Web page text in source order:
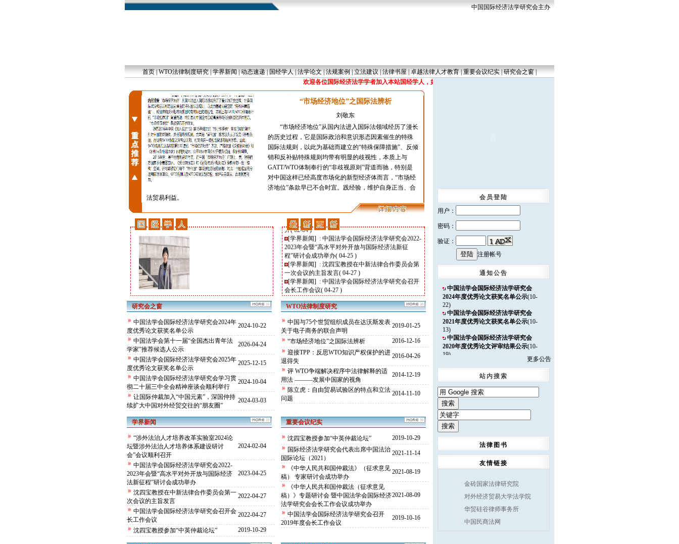
中国国际经济法学研究会主办
首页|WTO法律制度研究|学界新闻|动态速递|国经学人|法学论文|法规案例|立法建议|法律书屋|卓越法律人才教育|重要会议纪实|研究会之窗|
会员登陆
用户：
密码：
验证：
注册帐号
通知公告
中国法学会国际经济法学研究会
2024年度优秀论文获奖名单公示(10-
22)
中国法学会国际经济法学研究会
2021年度优秀论文获奖名单公示(10-
13)
中国法学会国际经济法学研究会
2020年度优秀论文评审结果公示(10-
19)
第八届“北仲杯”全国高校商事仲裁
有奖征文大赛活动通知 (07-11)
更多公告
站内搜索
法律图书
友情链接
金砖国家法律研究院
对外经济贸易大学法学院
华贸硅谷律师事务所
中国民商法网
欢迎各位国际经济法学学者加入本站国经学人，如有兴趣，请发送简历至ielawnet@126.com
“市场经济地位”之国际法辨析
刘敬东
“市场经济地位”从国内法进入国际法领域经历了漫长
的历史过程，它是国际政治和意识形态因素催生的特殊
国际法规则，以此为基础而建立的“特殊保障措施”、反倾
销和反补贴特殊规则均带有明显的歧视性，本质上与
GATT/WTO体制奉行的“非歧视原则”背道而驰，特别是
对中国这样已经高度市场化的新型经济体而言，“市场经
济地位”条款早已不合时宜。践经验，维护自身正当、合
法贸易利益。
“涉外法治人才培养改革实验室2024论
开( 02-04 )
[ 学界新闻
中国法学会国际经济法学研究会2022-
2023年会暨“高水平对外开放与国际经济法新征
程”研讨会成功举办 ( 04-25 )
[学界新闻] :沈四宝教授在中新法律合作委员会第
一次会议的主旨发言( 04-27 )
学界新闻] :中国法学会国际经济法学研究会召开
会长工作会议 ( 04-27 )
[学界新闻] :沈四宝教授参加“中英仲裁论坛”( 10-
29 )
[学界新闻] :中外仲裁届大咖喜相逢：沈四宝会长
与伊曼纽尔·盖拉德教授的见面会( 03-31 )
[学界新闻] :Call for papers: 2019 Annual Meeting of
the Central Bank Research Association (CEBRA)( 01-20
)
[学界新闻 ] : 沈四宝：政治多极化及经济全球化是
全球治理的保障——在法治与改革国际高端论坛
（2018）上的讲话( 11-12 )
[学界新闻] :美加墨贸易协议( 10-20 )
[学界新闻] :世界贸易组织发布《2018世界贸易报
告》( 10-20 )
研究会之窗
中国法学会国际经济法学研究会2024年
度优秀论文获奖名单公示
2024-10-22
中国法学会第十一届“全国杰出青年法
学家”推荐候选人公示
2026-04-24
中国法学会国际经济法学研究会2025年
度优秀论文获奖名单公示
2025-12-15
中国法学会国际经济法学研究会学习贯
彻二十届三中全会精神座谈会顺利举行
2024-10-04
让国际仲裁加入“中国元素”，深国仲持
续扩大中国对外经贸交往的“朋友圈”
2024-03-03
WTO法律制度研究
中国与75个世贸组织成员在达沃斯发表
关于电子商务的联合声明
2019-01-25
“市场经济地位”之国际法辨析
2016-12-16
迎接TPP：反思WTO知识产权保护的进
退得失
2016-04-26
评 WTO争端解决程序中法律解释的适
用法 ———发展中国家的视角
2014-12-19
陈立虎：自由贸易试验区的特点和立法
问题
2014-11-10
学界新闻
“涉外法治人才培养改革实验室2024论
坛暨涉外法治人才培养体系建设研讨
会”会议顺利召开
2024-02-04
中国法学会国际经济法学研究会2022-
2023年会暨“高水平对外开放与国际经济
法新征程”研讨会成功举办
2023-04-25
沈四宝教授在中新法律合作委员会第一
次会议的主旨发言
2022-04-27
中国法学会国际经济法学研究会召开会
长工作会议
2022-04-27
沈四宝教授参加“中英仲裁论坛” 2019-10-29
重要会议纪实
沈四宝教授参加“中英仲裁论坛”
2019-10-29
国际经济法学研究会代表出席中国法治
国际论坛（2021）
2021-11-14
《中华人民共和国仲裁法》（征求意见
稿） 专家研讨会成功举办
2021-08-19
《中华人民共和国仲裁法（征求意见
稿）》专题研讨会 暨中国法学会国际经济
法学研究会会长工作会议成功举办
2021-08-09
中国法学会国际经济法学研究会召开
2019年度会长工作会议
2019-10-16